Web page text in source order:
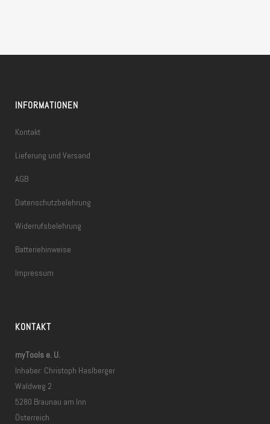
INFORMATIONEN
Kontakt
Lieferung und Versand
AGB
Datenschutzbelehrung
Widerrufsbelehrung
Batteriehinweise
Impressum
KONTAKT
myTools e. U.
Inhaber: Christoph Haslberger
Waldweg 2
5280 Braunau am Inn
Österreich